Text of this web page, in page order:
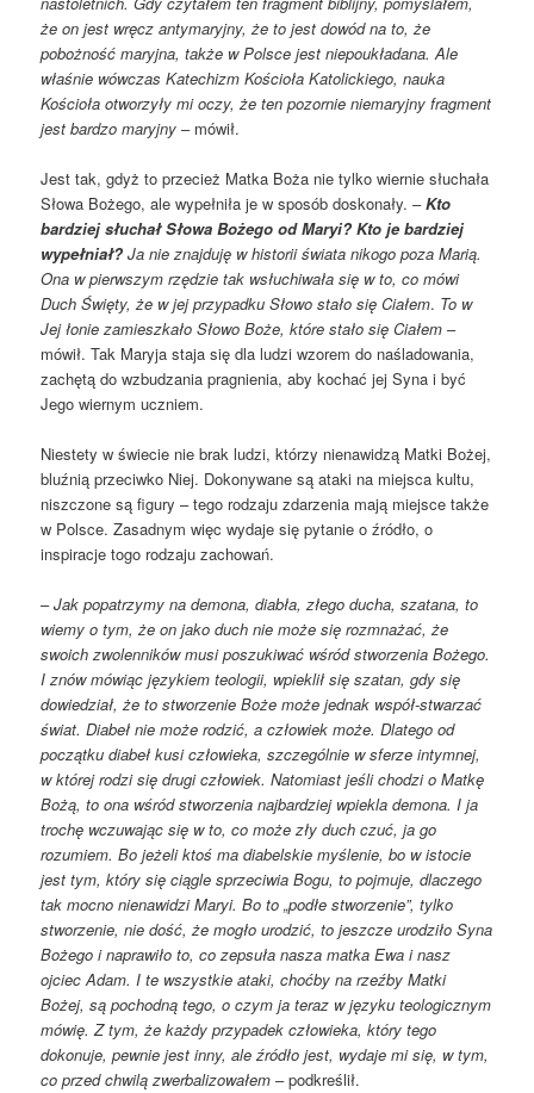
że on jest wręcz antymaryjny, że to jest dowód na to, że
pobożność maryjna, także w Polsce jest niepoukładana. Ale
właśnie wówczas Katechizm Kościoła Katolickiego, nauka
Kościoła otworzyły mi oczy, że ten pozornie niemaryjny fragment
jest bardzo maryjny – mówił.
Jest tak, gdyż to przecież Matka Boża nie tylko wiernie słuchała
Słowa Bożego, ale wypełniła je w sposób doskonały. – Kto
bardziej słuchał Słowa Bożego od Maryi? Kto je bardziej
wypełniał? Ja nie znajduję w historii świata nikogo poza Marią.
Ona w pierwszym rzędzie tak wsłuchiwała się w to, co mówi
Duch Święty, że w jej przypadku Słowo stało się Ciałem. To w
Jej łonie zamieszkało Słowo Boże, które stało się Ciałem –
mówił. Tak Maryja staja się dla ludzi wzorem do naśladowania,
zachętą do wzbudzania pragnienia, aby kochać jej Syna i być
Jego wiernym uczniem.
Niestety w świecie nie brak ludzi, którzy nienawidzą Matki Bożej,
bluźnią przeciwko Niej. Dokonywane są ataki na miejsca kultu,
niszczone są figury – tego rodzaju zdarzenia mają miejsce także
w Polsce. Zasadnym więc wydaje się pytanie o źródło, o
inspiracje togo rodzaju zachowań.
–Jak popatrzymy na demona, diabła, złego ducha, szatana, to
wiemy o tym, że on jako duch nie może się rozmnażać, że
swoich zwolenników musi poszukiwać wśród stworzenia Bożego.
I znów mówiąc językiem teologii, wpieklił się szatan, gdy się
dowiedział, że to stworzenie Boże może jednak współ-stwarzać
świat. Diabeł nie może rodzić, a człowiek może. Dlatego od
początku diabeł kusi człowieka, szczególnie w sferze intymnej,
w której rodzi się drugi człowiek. Natomiast jeśli chodzi o Matkę
Bożą, to ona wśród stworzenia najbardziej wpiekla demona. I ja
trochę wczuwając się w to, co może zły duch czuć, ja go
rozumiem. Bo jeżeli ktoś ma diabelskie myślenie, bo w istocie
jest tym, który się ciągle sprzeciwia Bogu, to pojmuje, dlaczego
tak mocno nienawidzi Maryi. Bo to „podłe stworzenie”, tylko
stworzenie, nie dość, że mogło urodzić, to jeszcze urodziło Syna
Bożego i naprawiło to, co zepsuła nasza matka Ewa i nasz
ojciec Adam. I te wszystkie ataki, choćby na rzeźby Matki
Bożej, są pochodną tego, o czym ja teraz w języku teologicznym
mówię. Z tym, że każdy przypadek człowieka, który tego
dokonuje, pewnie jest inny, ale źródło jest, wydaje mi się, w tym,
co przed chwilą zwerbalizowałem – podkreślił.